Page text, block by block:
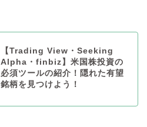
【Trading View・Seeking
Alpha・finbiz】米国株投資の
必須ツールの紹介！隠れた有望
銘柄を見つけよう！